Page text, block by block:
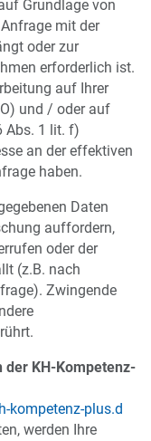
Grundlage von
mit der
oder zur
erforderlich ist.
auf Ihrer
und / oder auf
Abs. 1 lit. f)
an der effektiven
haben.
Daten
auffordern,
oder der
(z.B. nach
Zwingende
KH-Kompetenz-
kompetenz-plus.d
werden Ihre